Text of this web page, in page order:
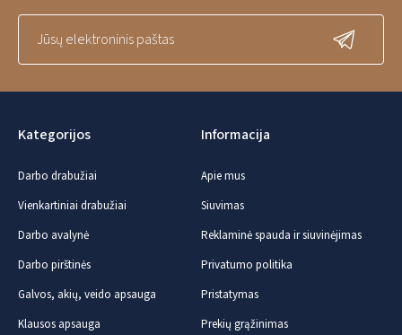
Kategorijos
Darbo drabužiai
Vienkartiniai drabužiai
Darbo avalynė
Darbo pirštinės
Galvos, akių, veido apsauga
Klausos apsauga
Informacija
Apie mus
Siuvimas
Reklaminė spauda ir siuvinėjimas
Privatumo politika
Pristatymas
Prekių grąžinimas